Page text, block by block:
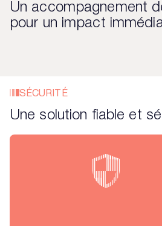
Un accompagnement
pour un impact
SÉCURITÉ
Une solution fiable et